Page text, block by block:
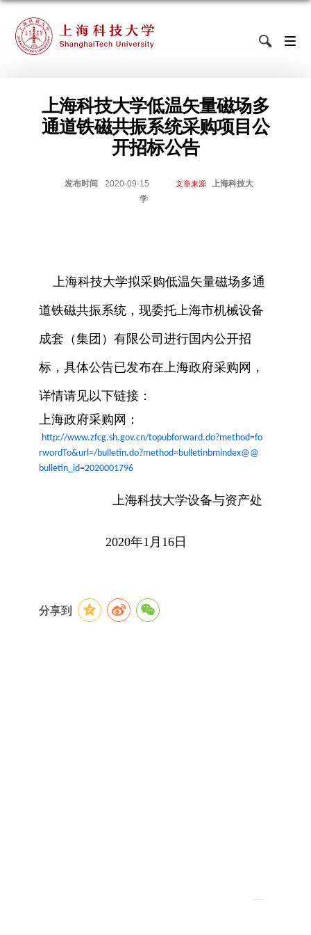
上海科技大学低温矢量磁场多
通道铁磁共振系统采购项目公
开招标公告
发布时间 2020-09-15 文章来源
上海科技大
学
上海科技大学拟采购低温矢量磁场多通
道铁磁共振系统，现委托上海市机械设备
成套（集团）有限公司进行国内公开招
标，具体公告已发布在上海政府采购网，
详情请见以下链接：
上海政府采购网：
http://www.zfcg.sh.gov.cn/topubforward.do?method=fo
rwordTo&url=/bulletin.do?method=bulletinbmindex@@
bulletin_id=2020001796
上海科技大学设备与资产处
2020年1 月 16日
分享到